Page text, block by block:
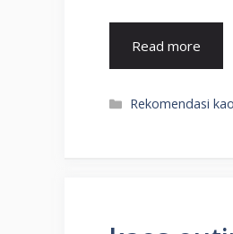
Read more
Kategori
Rekomendasi